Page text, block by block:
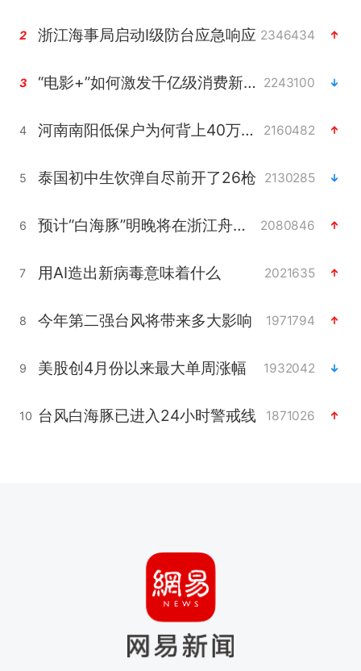
2 浙江海事局启动Ⅰ级防台应急响应 2346434
3 “电影+”如何激发千亿级消费新活力？ 2243100
4 河南南阳低保户为何背上40万元贷款 2160482
5 泰国初中生饮弹自尽前开了26枪 2130285
6 预计“白海豚”明晚将在浙江舟山到福建福鼎一带沿海登陆 2080846
7 用AI造出新病毒意味着什么 2021635
8 今年第二强台风将带来多大影响 1971794
9 美股创4月份以来最大单周涨幅 1932042
10 台风白海豚已进入24小时警戒线 1871026